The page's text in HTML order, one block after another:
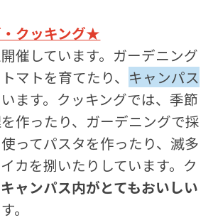
クッキング★
催しています。ガーデニング
マトを育てたり、 キャンパス
ます。クッキングでは、季節
作ったり、ガーデニングで採
ってパスタを作ったり、滅多
カを捌いたりしています。ク
キャンパス内がとてもおいしい
。